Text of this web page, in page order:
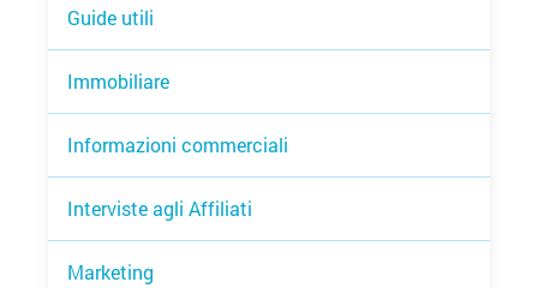
Guide utili
Immobiliare
Informazioni commerciali
Interviste agli Affiliati
Marketing